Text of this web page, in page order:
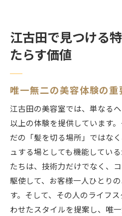
江古田で見つける
たらす価値
唯一無二の美容体験の重
江古田の美容室では、単なる
以上の体験を提供しています
だの「髪を切る場所」ではな
ュする場としても機能してい
たちは、技術力だけでなく、
駆使して、お客様一人ひとり
す。そして、その人のライフ
わせたスタイルを提案し、唯